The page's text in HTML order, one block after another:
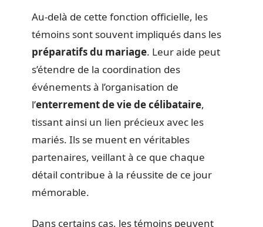
Au-delà de cette fonction officielle, les
témoins sont souvent impliqués dans les
préparatifs du mariage. Leur aide peut
s’étendre de la coordination des
événements à l’organisation de
l’enterrement de vie de célibataire,
tissant ainsi un lien précieux avec les
mariés. Ils se muent en véritables
partenaires, veillant à ce que chaque
détail contribue à la réussite de ce jour
mémorable.
Dans certains cas, les témoins peuvent